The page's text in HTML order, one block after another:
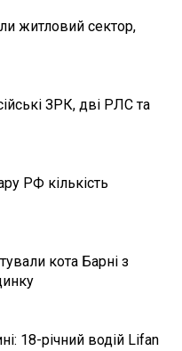
житловий сектор,
ЗРК, дві РЛС та
РФ кількість
кота Барні з
18-річний водій Lifan